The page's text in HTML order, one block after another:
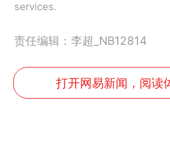
services.
责任编辑：李超_NB12814
打开网易新闻，阅读